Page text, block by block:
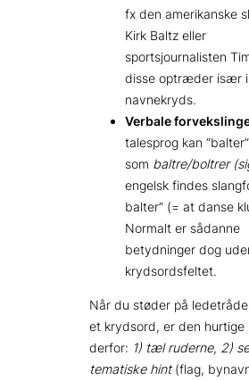
fx den amerikanske
Kirk Baltz eller
sportsjournalisten
disse optræder især i
navnekryds.
Verbale
talesprog kan
som baltre/boltrer
engelsk findes
balter” (= at danse
Normalt er sådanne
betydninger dog
krydsordsfeltet.
Når du støder på
et krydsord, er den hurtige
derfor: 1) tæl ruderne, 2)
tematiske hint(flag,